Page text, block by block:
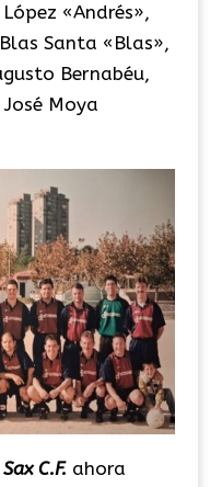
«Andrés»,
Santa «Blas»,
Bernabéu,
Moya
Sax C.F.ahora